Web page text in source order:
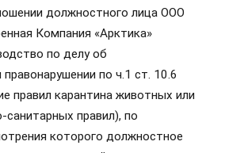
должностного лица ООО
Компания «Арктика»
по делу об
по ч.1 ст. 10.6
правил карантина животных или
санитарных правил), по
которого должностное